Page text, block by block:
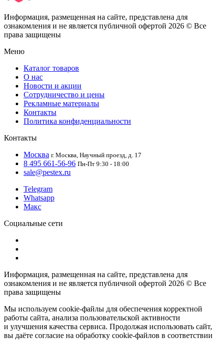
Информация, размещенная на сайте, представлена для
ознакомления и не является публичной офертой 2026 © Все
права защищены
Меню
Каталог товаров
О нас
Новости и акции
Сотрудничество и цены
Рекламные материалы
Контакты
Политика конфиденциальности
Контакты
Москва г. Москва, Научный проезд, д. 17
8 495 661-56-96 Пн-Пт 9:30 - 18:00
sale@pestex.ru
Telegram
Whatsapp
Макс
Социальные сети
Информация, размещенная на сайте, представлена для
ознакомления и не является публичной офертой 2026 © Все
права защищены
Мы используем cookie-файлы для обеспечения корректной
работы сайта, анализа пользовательской активности
и улучшения качества сервиса. Продолжая использовать сайт,
вы даёте согласие на обработку cookie-файлов в соответствии